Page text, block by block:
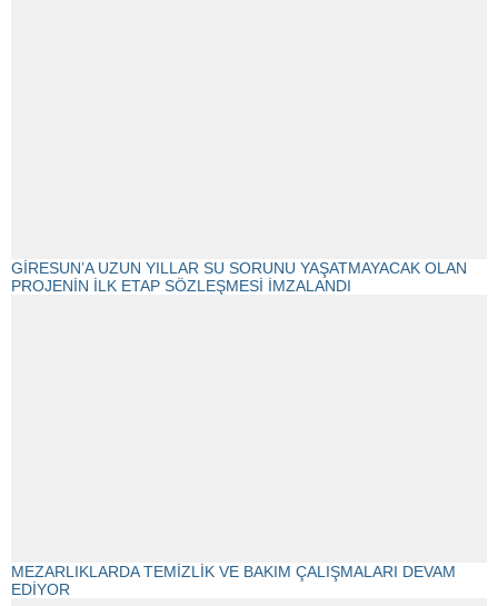
GİRESUN’A UZUN YILLAR SU SORUNU YAŞATMAYACAK OLAN
PROJENİN İLK ETAP SÖZLEŞMESİ İMZALANDI
MEZARLIKLARDA TEMİZLİK VE BAKIM ÇALIŞMALARI DEVAM
EDİYOR